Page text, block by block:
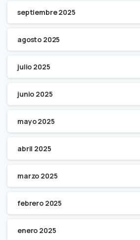
septiembre 2025
agosto 2025
julio 2025
junio 2025
mayo 2025
abril 2025
marzo 2025
febrero 2025
enero 2025